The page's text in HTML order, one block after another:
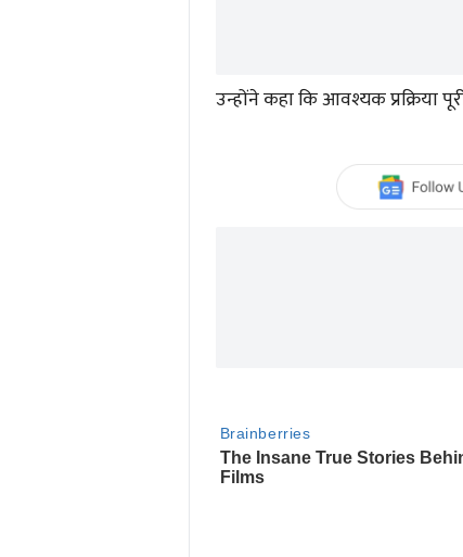
उन्होंने कहा कि आवश्यक प्रक्रिया